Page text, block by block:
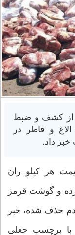
از کشف و ضبط
و قاطر در
داد.
قیمت هر کیلو ران
و گوشت قرمز
حذف شده، خبر
برچسب جعلی